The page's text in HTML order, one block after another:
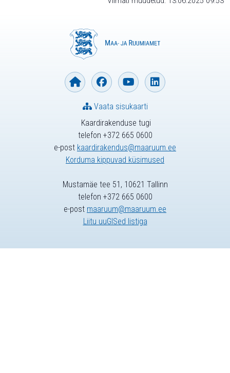
Kaardirakenduse tugi
telefon +372 665 0600
e-post kaardirakendus@maaruum.ee
Korduma kippuvad küsimused
Vaata sisukaarti
Mustamäe tee 51, 10621 Tallinn
telefon +372 665 0600
e-post maaruum@maaruum.ee
Liitu uuGISed listiga